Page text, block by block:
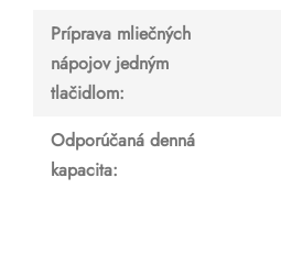
Príprava mliečných
nápojov jedným
tlačidlom:
Odporúčaná denná
kapacita: